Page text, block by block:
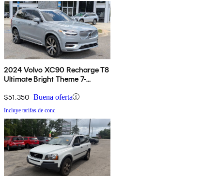
2024 Volvo XC90 Recharge T8
Ultimate Bright Theme 7-
$51,350 Buena oferta
Incluye tarifas de conc.